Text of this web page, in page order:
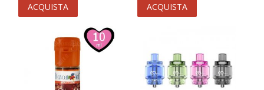
ACQUISTA ACQUISTA